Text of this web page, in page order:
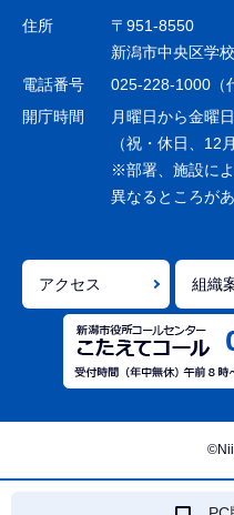
ゲ
シ
ョ
で
住所
〒951-8550
新潟市中央区学
電話番号
025-228-1000（
開庁時間
月曜日から金曜
（祝・休日、12
※部署、施設に
異なるところがあ
アクセス 組織